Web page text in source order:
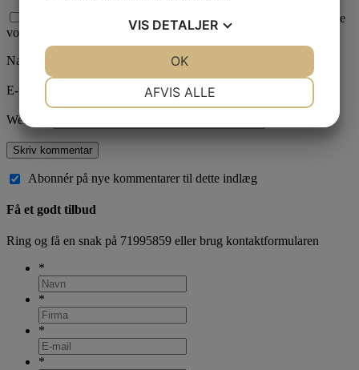
Afkryds for samtykke til, at vi behandler den data du sender. Se
vores
her.
Navn
E-mail
Websted
Abonnér på nye kommentarer til dette indlæg
Få et godt tilbud
Ring og få en snak på 71995859 eller brug kontaktformularen
*
*
*
*
VIS DETALJER
MARKETING
AFVIS ALLE
OK